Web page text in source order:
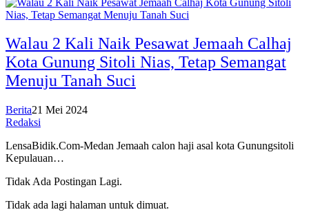
Walau 2 Kali Naik Pesawat Jemaah Calhaj
Kota Gunung Sitoli Nias, Tetap Semangat
Menuju Tanah Suci
Berita21 Mei 2024
Redaksi
LensaBidik.Com-Medan Jemaah calon haji asal kota Gunungsitoli
Kepulauan…
Tidak Ada Postingan Lagi.
Tidak ada lagi halaman untuk dimuat.